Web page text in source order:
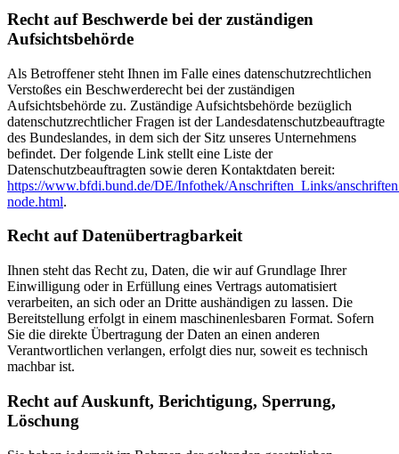
Recht auf Beschwerde bei der zuständigen
Aufsichtsbehörde
Als Betroffener steht Ihnen im Falle eines datenschutzrechtlichen
Verstoßes ein Beschwerderecht bei der zuständigen
Aufsichtsbehörde zu. Zuständige Aufsichtsbehörde bezüglich
datenschutzrechtlicher Fragen ist der Landesdatenschutzbeauftragte
des Bundeslandes, in dem sich der Sitz unseres Unternehmens
befindet. Der folgende Link stellt eine Liste der
Datenschutzbeauftragten sowie deren Kontaktdaten bereit:
https://www.bfdi.bund.de/DE/Infothek/Anschriften_Links/
node.html.
Recht auf Datenübertragbarkeit
Ihnen steht das Recht zu, Daten, die wir auf Grundlage Ihrer
Einwilligung oder in Erfüllung eines Vertrags automatisiert
verarbeiten, an sich oder an Dritte aushändigen zu lassen. Die
Bereitstellung erfolgt in einem maschinenlesbaren Format. Sofern
Sie die direkte Übertragung der Daten an einen anderen
Verantwortlichen verlangen, erfolgt dies nur, soweit es technisch
machbar ist.
Recht auf Auskunft, Berichtigung, Sperrung,
Löschung